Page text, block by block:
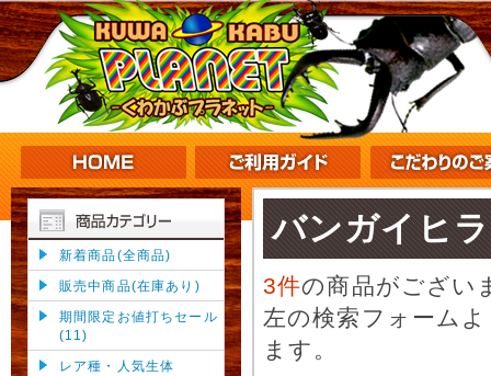
新着商品(全商品)
販売中商品(在庫あり)
期間限定お値打ちセール
(11)
レア種・人気生体
バンガイヒ
3件の商品がござい
左の検索フォーム
ます。